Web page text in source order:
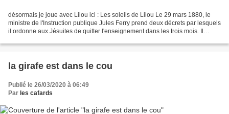
désormais je joue avec Lilou ici : Les soleils de Lilou Le 29 mars 1880, le
ministre de l'Instruction publique Jules Ferry prend deux décrets par lesquels
il ordonne aux Jésuites de quitter l'enseignement dans les trois mois. Il
la girafe est dans le cou
Publié le 26/03/2020 à 06:49
Par les cafards